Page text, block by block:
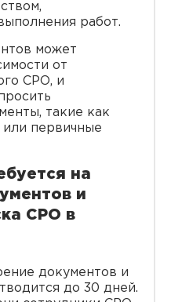
работ.
может
от
СРО, и
такие как
или первичные
на
и
СРО в
документов и
до 30 дней.